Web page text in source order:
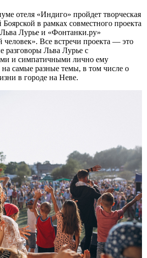
отеля «Индиго» пройдет творческая
Боярской в рамках совместного проекта
Лурье и «Фонтанки.ру»
человек». Все встречи проекта — это
разговоры Льва Лурье с
и симпатичными лично ему
самые разные темы, в том числе о
в городе на Неве.